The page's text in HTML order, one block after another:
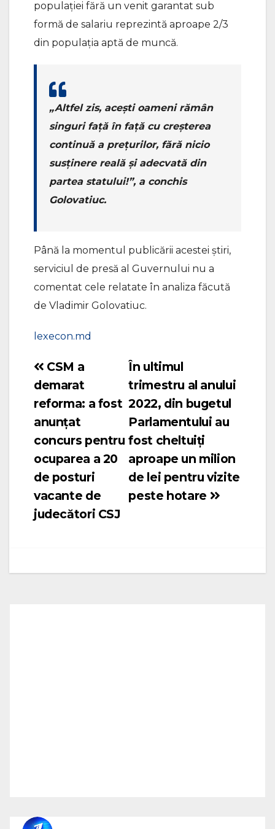
populației fără un venit garantat sub
formă de salariu reprezintă aproape 2/3
din populația aptă de muncă.
„Altfel zis, acești oameni rămân
singuri față în față cu creșterea
continuă a prețurilor, fără nicio
susținere reală și adecvată din
partea statului!”, a conchis
Golovatiuc.
Până la momentul publicării acestei știri,
serviciul de presă al Guvernului nu a
comentat cele relatate în analiza făcută
de Vladimir Golovatiuc.
lexecon.md
Navigare
în
articole
În ultimul
trimestru al anului
2022, din bugetul
Parlamentului au
fost cheltuiți
aproape un milion
de lei pentru vizite
peste hotare
CSM a
demarat
reforma: a fost
anunțat
concurs pentru
ocuparea a 20
de posturi
vacante de
judecători CSJ